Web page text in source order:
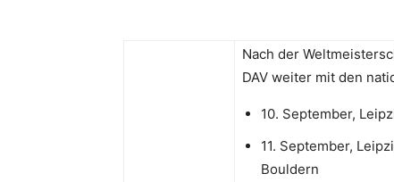
Nach der
DAV weiter mit den
10. September,
11. September,
Bouldern